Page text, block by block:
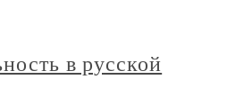
в русской